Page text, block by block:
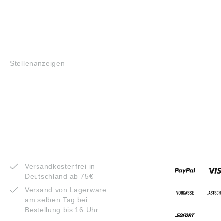
Stellenanzeigen
Versandkostenfrei in
Deutschland ab 75€
Versand von Lagerware
am selben Tag bei
Bestellung bis 16 Uhr